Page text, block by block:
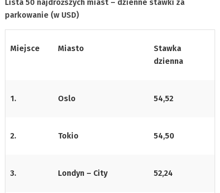
Lista 50 najdroższych miast – dzienne stawki za
parkowanie (w USD)
Miejsce Miasto
Stawka
dzienna
1. Oslo 54,52
2. Tokio 54,50
3. Londyn – City 52,24